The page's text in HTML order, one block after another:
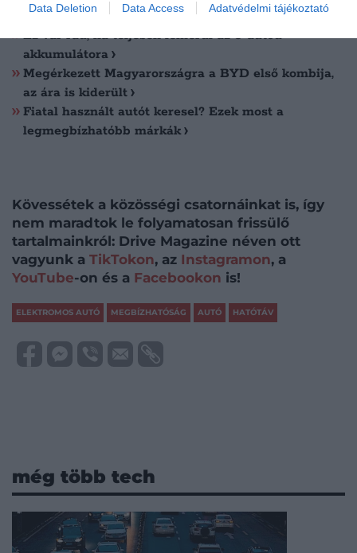
Data Deletion Data Access Adatvédelmi tájékoztató
Magyarországon
Ez vár rád, ha teljesen lemerül az e-autód
akkumulátora
Megérkezett Magyarországra a BYD első kombija,
az ára is kiderült
Fiatal használt autót keresel? Ezek most a
legmegbízhatóbb márkák
Kövessétek a közösségi csatornáinkat is, így
nem maradtok le folyamatosan frissülő
tartalmainkról: Drive Magazine néven ott
vagyunk a TikTokon, az Instagramon, a
YouTube-on és a Facebookon is!
ELEKTROMOS AUTÓ MEGBÍZHATÓSÁG AUTÓ HATÓTÁV
még több tech